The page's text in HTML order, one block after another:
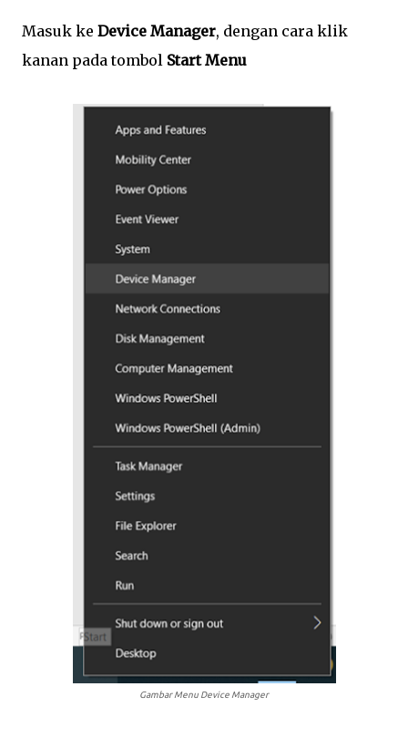
Masuk ke Device Manager, dengan cara klik
kanan pada tombol Start Menu
Gambar Menu Device Manager